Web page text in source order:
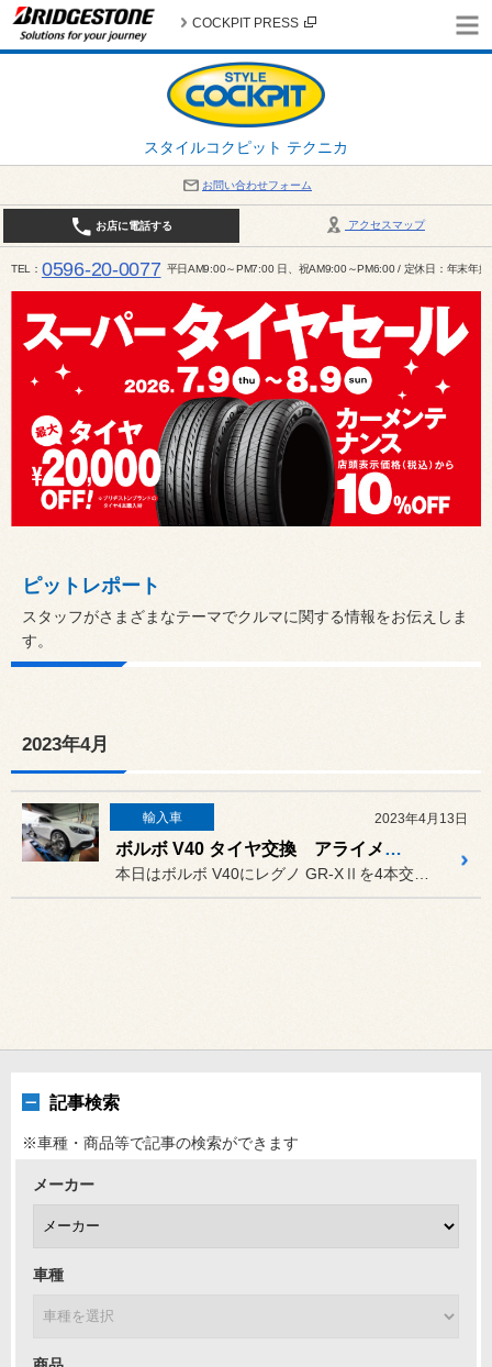
スタイルコクピット テクニカ
COCKPIT PRESS
お問い合わせフォーム
アクセスマップ
お店に電話する
TEL 0596-20-0077 平日AM9:00～PM7:00 日、祝AM9:00～PM6:00 / 定休日：年末年
ピットレポート
スタッフがさまざまなテーマでクルマに関する情報をお伝えしま
す。
2023年4月
輸入車 2023年4月13日
ボルボ V40 タイヤ交換 アライメント調整
記事検索
※車種・商品等で記事の検索ができます
メーカー
車種